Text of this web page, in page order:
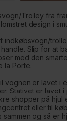
Trolley fra
design i
indkøbsvogn/
Slip for at
med den
la Porte.
vognen er lavet i
Stativet er lavet i
shopper på hjul
eller til
sammen og så er